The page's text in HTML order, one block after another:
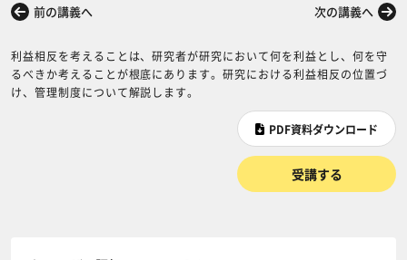
前の講義へ 次の講義へ
利益相反を考えることは、研究者が研究において何を利益とし、何を守
るべきか考えることが根底にあります。研究における利益相反の位置づ
け、管理制度について解説します。
PDF資料ダウンロード
受講する